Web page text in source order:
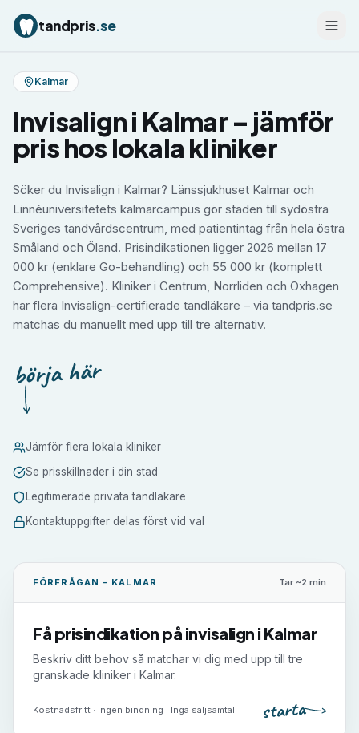
tandpris.se
Kalmar
Invisaligni Kalmar– jämför
pris hos lokala kliniker
Söker du Invisalign i Kalmar? Länssjukhuset Kalmar och
Linnéuniversitetets kalmarcampus gör staden till sydöstra
Sveriges tandvårdscentrum, med patientintag från hela östra
Småland och Öland. Prisindikationen ligger 2026 mellan 17
000 kr (enklare Go-behandling) och 55 000 kr (komplett
Comprehensive). Kliniker i Centrum, Norrliden och Oxhagen
har flera Invisalign-certifierade tandläkare – via tandpris.se
matchas du manuellt med upp till tre alternativ.
börja här
Jämför flera lokala kliniker
Se prisskillnader i din stad
Legitimerade privata tandläkare
Kontaktuppgifter delas först vid val
FÖRFRÅGAN – KALMAR Tar ~2 min
Få prisindikation på invisalign i Kalmar
Beskriv ditt behov så matchar vi dig med upp till tre
granskade kliniker i Kalmar.
Kostnadsfritt · Ingen bindning · Inga säljsamtal starta